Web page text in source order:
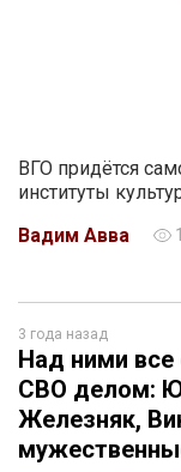
ВГО придётся
институты
Вадим Авва
3 года назад
Над ними
СВО делом:
Железняк,